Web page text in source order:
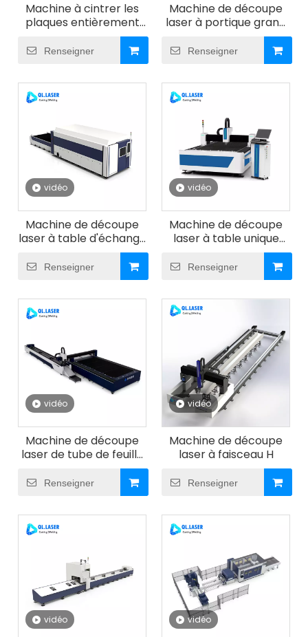
Machine à cintrer les
plaques entièrement
hydraulique à quatre
rouleaux | Machine à
rouler les plaques
Renseigner
Machine de découpe
laser à portique grand
Renseigner
vidéo
Machine de découpe
laser à table d'échange
Renseigner
vidéo
Machine de découpe
laser à table unique
Renseigner
vidéo
Machine de découpe
laser de tube de feuille
de table unique
Renseigner
vidéo
Machine de découpe
laser à faisceau H
Renseigner
vidéo vidéo